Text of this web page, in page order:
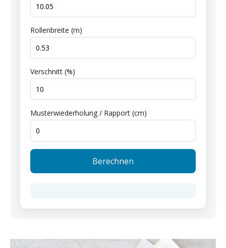
Rollenbreite (m)
Verschnitt (%)
Musterwiederholung / Rapport (cm)
Berechnen